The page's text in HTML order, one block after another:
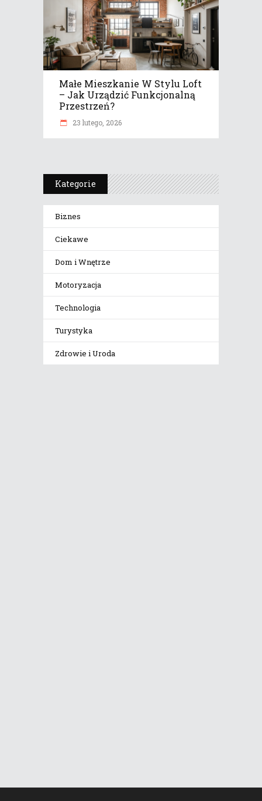
Małe Mieszkanie W Stylu Loft
– Jak Urządzić Funkcjonalną
Przestrzeń?
23 lutego, 2026
Kategorie
Biznes
Ciekawe
Dom i Wnętrze
Motoryzacja
Technologia
Turystyka
Zdrowie i Uroda